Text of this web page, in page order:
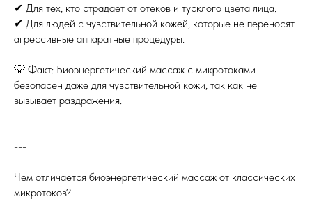
✔ Для тех, кто страдает от отеков и тусклого цвета лица.
✔ Для людей с чувствительной кожей, которые не переносят
агрессивные аппаратные процедуры.
💡 Факт: Биоэнергетический массаж с микротоками
безопасен даже для чувствительной кожи, так как не
вызывает раздражения.
---
Чем отличается биоэнергетический массаж от классических
микротоков?